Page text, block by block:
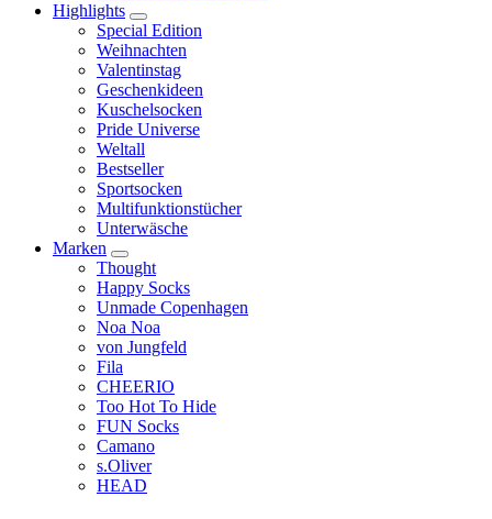
Highlights
Special Edition
Weihnachten
Valentinstag
Geschenkideen
Kuschelsocken
Pride Universe
Weltall
Bestseller
Sportsocken
Multifunktionstücher
Unterwäsche
Marken
Thought
Happy Socks
Unmade Copenhagen
Noa Noa
von Jungfeld
Fila
CHEERIO
Too Hot To Hide
FUN Socks
Camano
s.Oliver
HEAD